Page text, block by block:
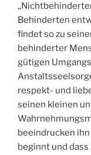
Behinderten
findet so zu
behinderter
gütigen
respekt- und
seinen kleinen
beeindrucken
beginnt und